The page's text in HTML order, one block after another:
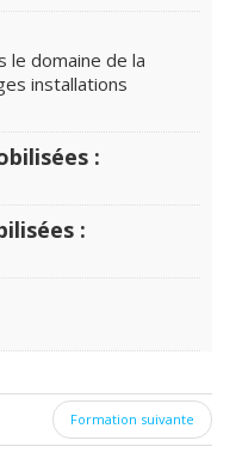
le domaine de la
installations
:
:
Formation suivante